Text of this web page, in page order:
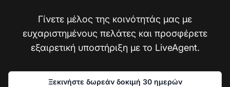
Γίνετε μέλος της κοινότητάς μας με
ευχαριστημένους πελάτες και προσφέρετε
εξαιρετική υποστήριξη με το LiveAgent.
Ξεκινήστε δωρεάν δοκιμή 30 ημερών